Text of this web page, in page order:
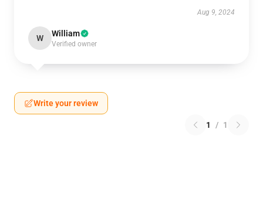
Aug 9, 2024
W William
Verified owner
Write your review
1 / 1